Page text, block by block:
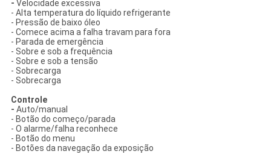
- Velocidade excessiva
- Alta temperatura do líquido refrigerante
- Pressão de baixo óleo
- Comece acima a falha travam para fora
- Parada de emergência
- Sobre e sob a frequência
- Sobre e sob a tensão
- Sobrecarga
- Sobrecarga
Controle
- Auto/manual
- Botão do começo/parada
- O alarme/falha reconhece
- Botão do menu
- Botões da navegação da exposição